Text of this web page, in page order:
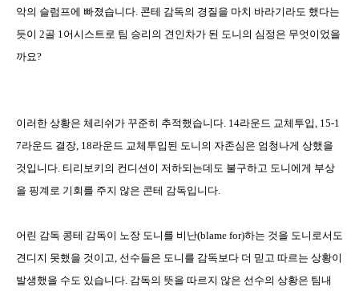
악의 슬럼프에 빠졌습니다. 콘테 감독의 경질을 마치 바라기라도 했다는
듯이 2골 1어시스트로 팀 승리의 견인차가 된 도니의 심정은 무엇이었을
까요?
이러한 상황은 체리쉬가 꾸준히 추적했습니다. 14라운드 교체투입, 15-1
7라운드 결장, 18라운드 교체투입된 도니의 자존심은 엄청나게 상했을
것입니다. 티리보키의 컨디션이 저하되는데도 불구하고 도니에게 부상
을 핑계로 기회를 주지 않은 콘테 감독입니다.
어린 감독 콩테 감독이 노장 도니를 비난(blame for)하는 것을 도니로서도
견디지 못했을 것이고, 선수들은 도니를 감독보다 더 믿고 따르는 상황이
발생했을 수도 있습니다. 감독의 뜻을 따르지 않은 선수의 상황은 팀내